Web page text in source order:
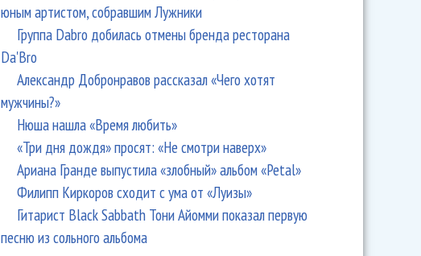
юным артистом, собравшим Лужники
Группа Dabro добилась отмены бренда ресторана
Da'Bro
Александр Добронравов рассказал «Чего хотят
мужчины?»
Нюша нашла «Время любить»
«Три дня дождя» просят: «Не смотри наверх»
Ариана Гранде выпустила «злобный» альбом «Petal»
Филипп Киркоров сходит с ума от «Луизы»
Гитарист Black Sabbath Тони Айомми показал первую
песню из сольного альбома